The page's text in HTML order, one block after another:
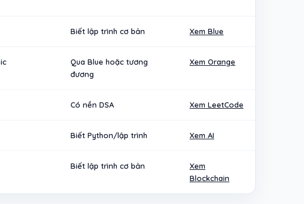
Biết lập trình cơ bản Xem Blue
Qua Blue hoặc tương
đương
Xem Orange
Có nền DSA Xem LeetCode
Biết Python/lập trình Xem AI
Biết lập trình cơ bản
Xem
Blockchain